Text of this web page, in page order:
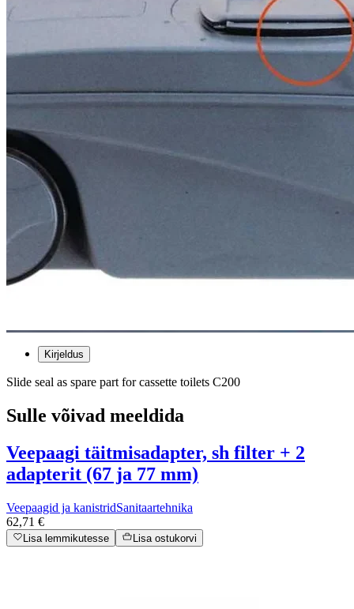
Kirjeldus
Slide seal as spare part for cassette toilets C200
Sulle võivad meeldida
Veepaagi täitmisadapter, sh filter + 2
adapterit (67 ja 77 mm)
Veepaagid ja kanistridSanitaartehnika
62,71 €
Lisa lemmikutesse Lisa ostukorvi